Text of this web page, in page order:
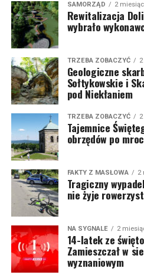
SAMORZĄD 2
Rewitalizacja
wybrało
TRZEBA ZOBACZYĆ
Geologiczne
Sołtykowskie i
pod Niekłaniem
TRZEBA ZOBACZYĆ
Tajemnice
obrzędów po
FAKTY Z MASŁOWA 2
Tragiczny
nie żyje
NA SYGNALE 2
14-latek ze
Zamieszczał w
wyznaniowym